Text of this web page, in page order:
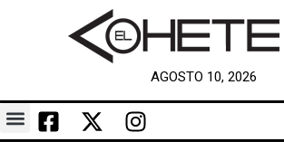
AGOSTO 10, 2026